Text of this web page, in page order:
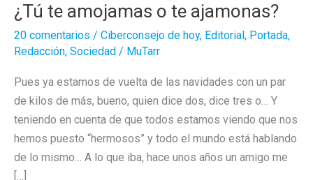
¿Tú te amojamas o te ajamonas?
20 comentarios / Ciberconsejo de hoy, Editorial, Portada,
Redacción, Sociedad / MuTarr
Pues ya estamos de vuelta de las navidades con un par
de kilos de más, bueno, quien dice dos, dice tres o… Y
teniendo en cuenta de que todos estamos viendo que nos
hemos puesto “hermosos” y todo el mundo está hablando
de lo mismo… A lo que iba, hace unos años un amigo me